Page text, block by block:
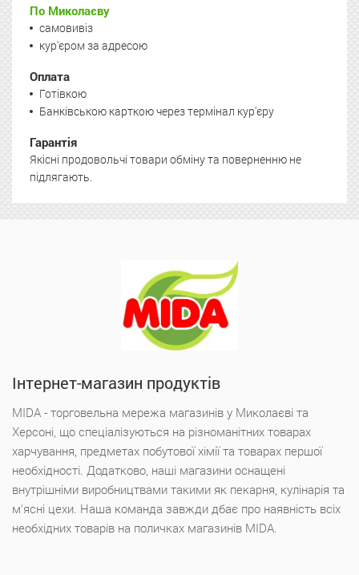
По Миколаєву
самовивіз
кур'єром за адресою
Оплата
Готівкою
Банківською карткою через термінал кур'єру
Гарантія
Якісні продовольчі товари обміну та поверненню не
підлягають.
Інтернет-магазин продуктів
MIDA - торговельна мережа магазинів у Миколаєві та
Херсоні, що спеціалізуються на різноманітних товарах
харчування, предметах побутової хімії та товарах першої
необхідності. Додатково, наші магазини оснащені
внутрішніми виробництвами такими як пекарня, кулінарія та
м'ясні цехи. Наша команда завжди дбає про наявність всіх
необхідних товарів на поличках магазинів MIDA.